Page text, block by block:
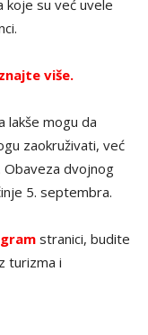
koje su već uvele
više.
lakše mogu da
zaokruživati, već
Obaveza dvojnog
5. septembra.
stranici, budite
turizma i